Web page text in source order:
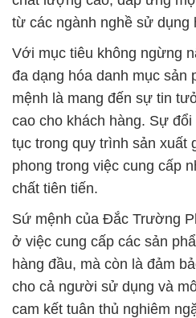
từ các ngành nghề sử dụng
Với mục tiêu không ngừng
đa dạng hóa danh mục sản
mệnh là mang đến sự tin
cao cho khách hàng. Sự
tục trong quy trình sản xuất
phong trong việc cung cấp
chất tiên tiến.
Sứ mệnh của Đắc Trường
ở việc cung cấp các sản
hàng đầu, mà còn là đảm
cho cả người sử dụng và
cam kết tuân thủ nghiêm